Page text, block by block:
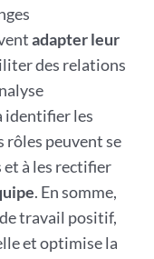
adapter leur
des relations
identifier les
rôles peuvent se
et à les rectifier
. En somme,
travail positif,
et optimise la